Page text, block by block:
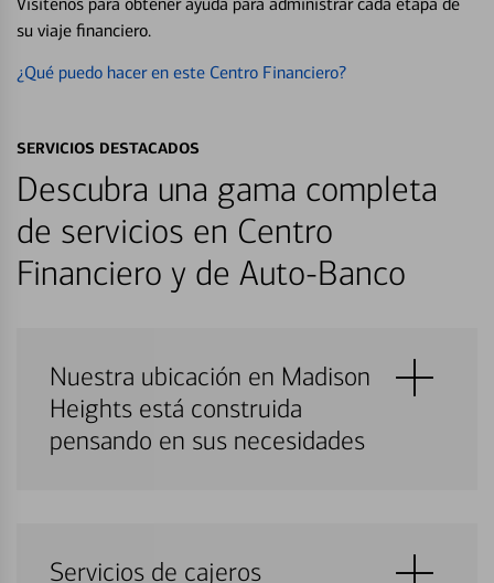
su viaje financiero.
¿Qué puedo hacer en este Centro Financiero?
SERVICIOS DESTACADOS
Descubra una gama completa
de servicios en Centro
Financiero y de Auto-Banco
Nuestra ubicación en Madison
Heights está construida
pensando en sus necesidades
Servicios de cajeros